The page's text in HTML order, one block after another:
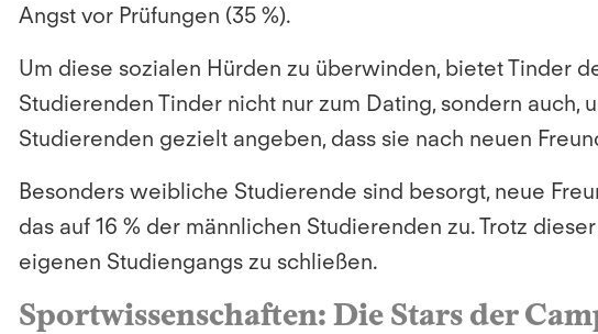
Angst vor Prüfungen (35 %).
Um diese sozialen Hürden zu überwinden, bietet Tinder
Studierenden Tinder nicht nur zum Dating, sondern auch,
Studierenden gezielt angeben, dass sie nach neuen
Besonders weibliche Studierende sind besorgt, neue
das auf 16 % der männlichen Studierenden zu. Trotz
eigenen Studiengangs zu schließen.
Sportwissenschaften: Die Stars der